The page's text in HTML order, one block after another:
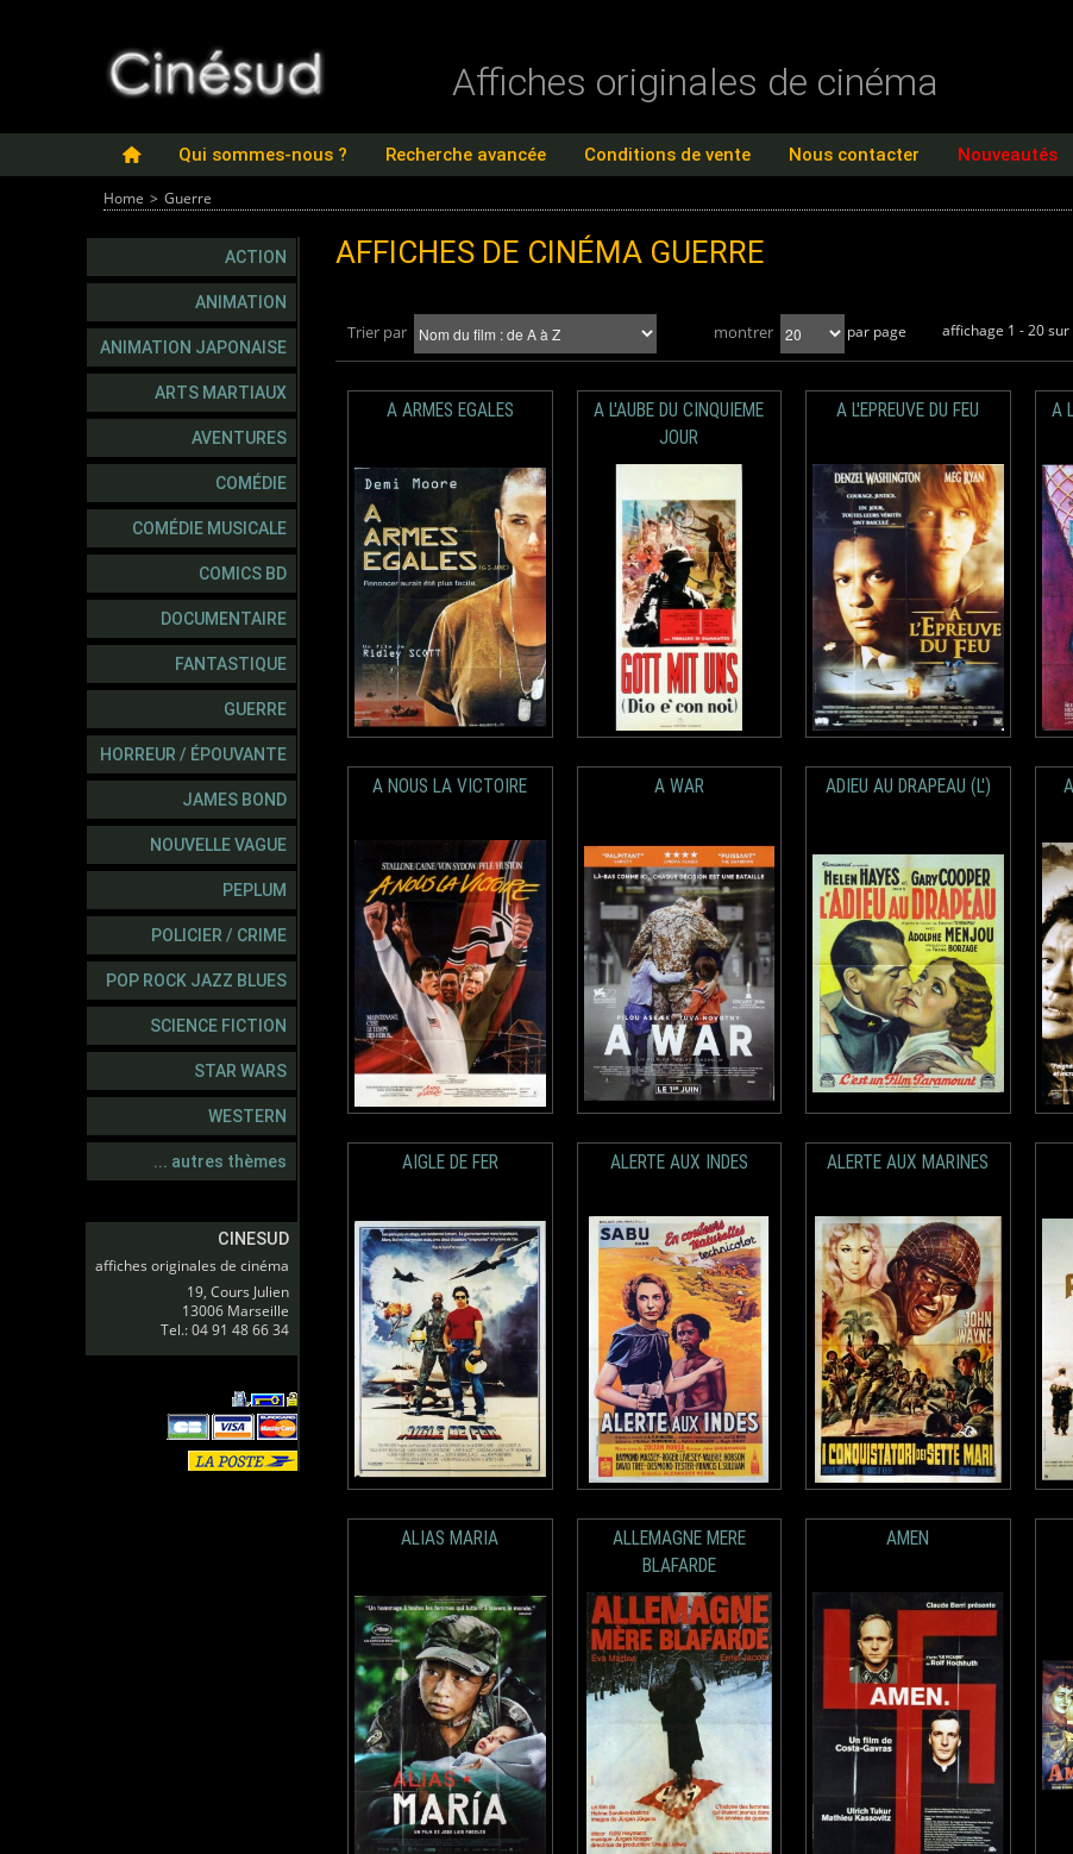
Affiches originales de cinéma
Qui sommes-nous ? Recherche avancée Conditions de vente Nous contacter Nouveautés
Home > Guerre
ACTION
ANIMATION
ANIMATION JAPONAISE
ARTS MARTIAUX
AVENTURES
COMÉDIE
COMÉDIE MUSICALE
COMICS BD
DOCUMENTAIRE
FANTASTIQUE
GUERRE
HORREUR / ÉPOUVANTE
JAMES BOND
NOUVELLE VAGUE
PEPLUM
POLICIER / CRIME
POP ROCK JAZZ BLUES
SCIENCE FICTION
STAR WARS
WESTERN
... autres thèmes
CINESUD
affiches originales de cinéma
19, Cours Julien
13006 Marseille
Tel.: 04 91 48 66 34
AFFICHES DE CINÉMA GUERRE
Trier par montrer par page affichage 1 - 20
A ARMES EGALES
A L'AUBE DU CINQUIEME
JOUR
A L'EPREUVE DU FEU
A
A NOUS LA VICTOIRE A WAR ADIEU AU DRAPEAU (L')
AIGLE DE FER ALERTE AUX INDES ALERTE AUX MARINES
ALIAS MARIA
ALLEMAGNE MERE
BLAFARDE
AMEN